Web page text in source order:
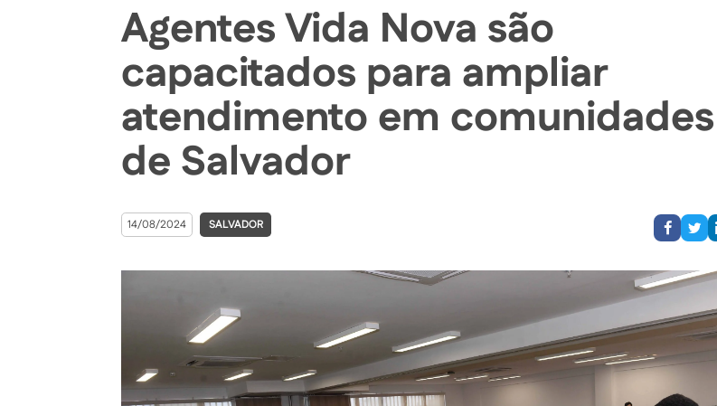
Agentes Vida Nova são
capacitados para ampliar
atendimento em comunidades
de Salvador
14/08/2024 SALVADOR